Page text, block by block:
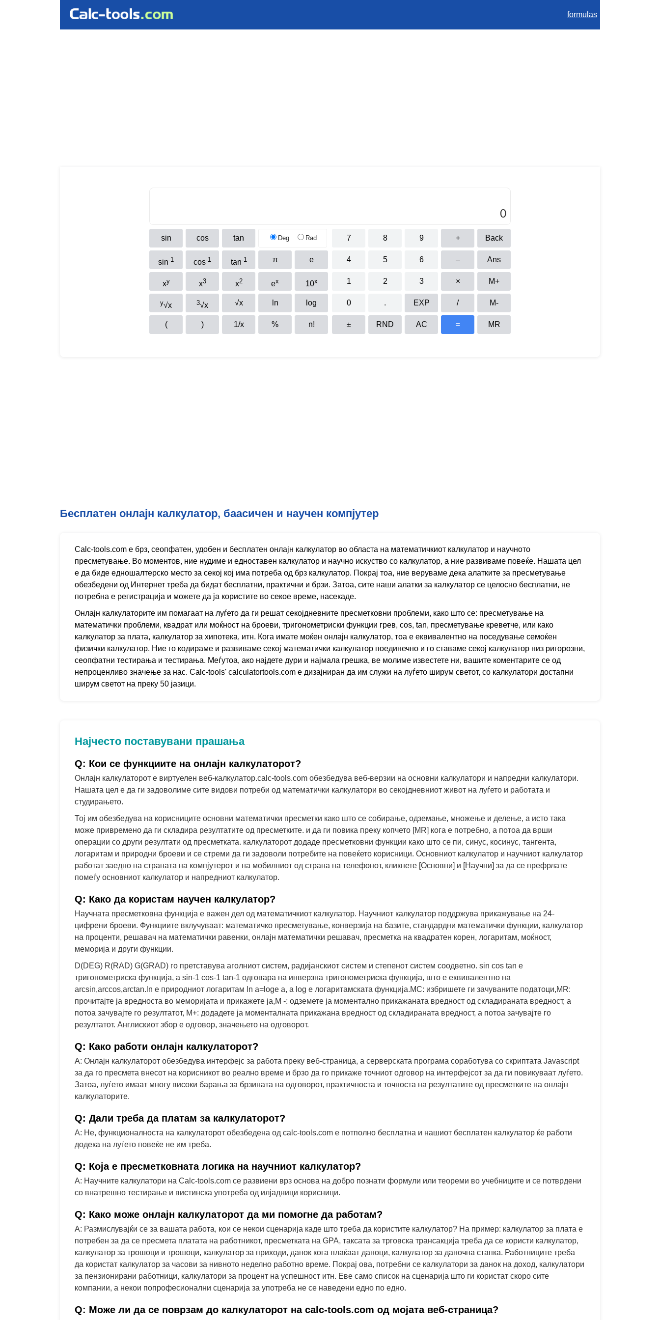
formulas
0
sin cos tan Deg Rad
sin-1 cos-1 tan-1 π e
xy x3 x2 ex 10x
y√x 3√x √x ln log
( ) 1/x % n!
7 8 9 + Back
4 5 6 – Ans
1 2 3 × M+
0 . EXP / M-
± RND AC = MR
Бесплатен онлајн калкулатор, баасичен и научен компјутер
Calc-tools.com е брз, сеопфатен, удобен и бесплатен онлајн калкулатор во областа на математичкиот калкулатор и научното
пресметување. Во моментов, ние нудиме и едноставен калкулатор и научно искуство со калкулатор, а ние развиваме повеќе. Нашата цел
е да биде едношалтерско место за секој кој има потреба од брз калкулатор. Покрај тоа, ние веруваме дека алатките за пресметување
обезбедени од Интернет треба да бидат бесплатни, практични и брзи. Затоа, сите наши алатки за калкулатор се целосно бесплатни, не
потребна е регистрација и можете да ја користите во секое време, насекаде.
Онлајн калкулаторите им помагаат на луѓето да ги решат секојдневните пресметковни проблеми, како што се: пресметување на
математички проблеми, квадрат или моќност на броеви, тригонометриски функции грев, cos, tan, пресметување креветче, или како
калкулатор за плата, калкулатор за хипотека, итн. Кога имате моќен онлајн калкулатор, тоа е еквивалентно на поседување семоќен
физички калкулатор. Ние го кодираме и развиваме секој математички калкулатор поединечно и го ставаме секој калкулатор низ ригорозни,
сеопфатни тестирања и тестирања. Меѓутоа, ако најдете дури и најмала грешка, ве молиме известете ни, вашите коментарите се од
непроценливо значење за нас. Calc-tools' calculatortools.com е дизајниран да им служи на луѓето ширум светот, со калкулатори достапни
ширум светот на преку 50 јазици.
Најчесто поставувани прашања
Q: Кои се функциите на онлајн калкулаторот?
Онлајн калкулаторот е виртуелен веб-калкулатор.calc-tools.com обезбедува веб-верзии на основни калкулатори и напредни калкулатори.
Нашата цел е да ги задоволиме сите видови потреби од математички калкулатори во секојдневниот живот на луѓето и работата и
студирањето.
Тој им обезбедува на корисниците основни математички пресметки како што се собирање, одземање, множење и делење, а исто така
може привремено да ги складира резултатите од пресметките. и да ги повика преку копчето [MR] кога е потребно, а потоа да врши
операции со други резултати од пресметката. калкулаторот додаде пресметковни функции како што се пи, синус, косинус, тангента,
логаритам и природни броеви и се стреми да ги задоволи потребите на повеќето корисници. Основниот калкулатор и научниот калкулатор
работат заедно на страната на компјутерот и на мобилниот од страна на телефонот, кликнете [Основни] и [Научни] за да се префрлате
помеѓу основниот калкулатор и напредниот калкулатор.
Q: Како да користам научен калкулатор?
Научната пресметковна функција е важен дел од математичкиот калкулатор. Научниот калкулатор поддржува прикажување на 24-
цифрени броеви. Функциите вклучуваат: математичко пресметување, конверзија на базите, стандардни математички функции, калкулатор
на проценти, решавач на математички равенки, онлајн математички решавач, пресметка на квадратен корен, логаритам, моќност,
меморија и други функции.
D(DEG) R(RAD) G(GRAD) го претставува аголниот систем, радијанскиот систем и степенот систем соодветно. sin cos tan е
тригонометриска функција, а sin-1 cos-1 tan-1 одговара на инверзна тригонометриска функција, што е еквивалентно на
arcsin,arccos,arctan.ln е природниот логаритам ln a=loge a, а log е логаритамската функција.MC: избришете ги зачуваните податоци,MR:
прочитајте ја вредноста во меморијата и прикажете ја,M -: одземете ја моментално прикажаната вредност од складираната вредност, а
потоа зачувајте го резултатот, M+: додадете ја моменталната прикажана вредност од складираната вредност, а потоа зачувајте го
резултатот. Англискиот збор е одговор, значењето на одговорот.
Q: Како работи онлајн калкулаторот?
A: Онлајн калкулаторот обезбедува интерфејс за работа преку веб-страница, а серверската програма соработува со скриптата Javascript
за да го пресмета внесот на корисникот во реално време и брзо да го прикаже точниот одговор на интерфејсот за да ги повикуваат луѓето.
Затоа, луѓето имаат многу високи барања за брзината на одговорот, практичноста и точноста на резултатите од пресметките на онлајн
калкулаторите.
Q: Дали треба да платам за калкулаторот?
A: Не, функционалноста на калкулаторот обезбедена од calc-tools.com е потполно бесплатна и нашиот бесплатен калкулатор ќе работи
додека на луѓето повеќе не им треба.
Q: Која е пресметковната логика на научниот калкулатор?
A: Научните калкулатори на Calc-tools.com се развиени врз основа на добро познати формули или теореми во учебниците и се потврдени
со внатрешно тестирање и вистинска употреба од илјадници корисници.
Q: Како може онлајн калкулаторот да ми помогне да работам?
A: Размислувајќи се за вашата работа, кои се некои сценарија каде што треба да користите калкулатор? На пример: калкулатор за плата е
потребен за да се пресмета платата на работникот, пресметката на GPA, таксата за трговска трансакција треба да се користи калкулатор,
калкулатор за трошоци и трошоци, калкулатор за приходи, данок кога плаќаат даноци, калкулатор за даночна стапка. Работниците треба
да користат калкулатор за часови за нивното неделно работно време. Покрај ова, потребни се калкулатори за данок на доход, калкулатори
за пензионирани работници, калкулатори за процент на успешност итн. Еве само список на сценарија што ги користат скоро сите
компании, а некои попрофесионални сценарија за употреба не се наведени едно по едно.
Q: Може ли да се поврзам до калкулаторот на calc-tools.com од мојата веб-страница?